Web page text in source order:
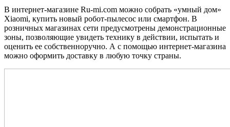
В интернет-магазине Ru-mi.com можно собрать «умный дом»
Xiaomi, купить новый робот-пылесос или смартфон. В
розничных магазинах сети предусмотрены демонстрационные
зоны, позволяющие увидеть технику в действии, испытать и
оценить ее собственноручно. А с помощью интернет-магазина
можно оформить доставку в любую точку страны.